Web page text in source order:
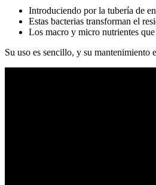
Introduciendo por la tubería de
Estas bacterias transforman el
Los macro y micro nutrientes
Su uso es sencillo, y su mantenimiento